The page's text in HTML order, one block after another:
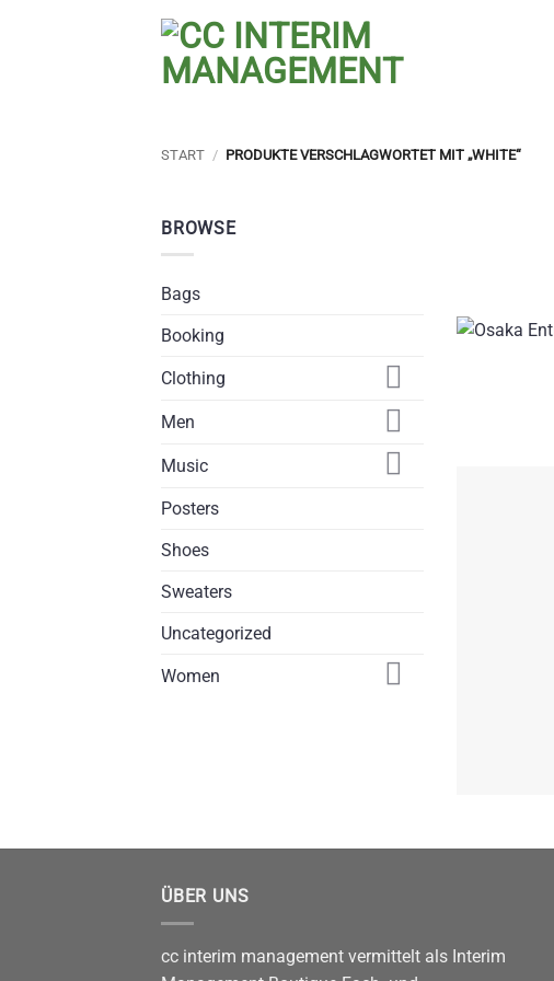
START / PRODUKTE VERSCHLAGWORTET MIT „WHITE“
BROWSE
Bags
Booking
Clothing
Men
Music
Posters
Shoes
Sweaters
Uncategorized
Women
ÜBER UNS
cc interim management vermittelt als Interim